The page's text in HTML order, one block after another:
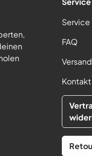
Service
FAQ
Kontakt